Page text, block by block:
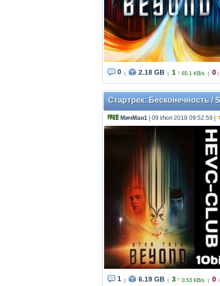
0 2.18 GB 1 ↑ 65.1 KB/s 0
Стартрек: Бесконечность /
МичМан1 | 09 Июл 2018 09:52:59
1 6.19 GB 3 ↑ 0.53 KB/s 0 ↓